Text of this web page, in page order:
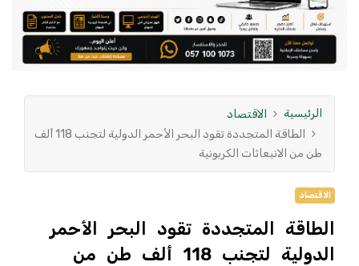
الرئيسية
الاقتصاد
الطاقة المتجددة تقود البحر الأحمر الدولية لتجنب 118 ألف
طن من الانبعاثات الكربونية
الاقتصاد
الطاقة المتجددة تقود البحر الأحمر
الدولية لتجنب 118 ألف طن من